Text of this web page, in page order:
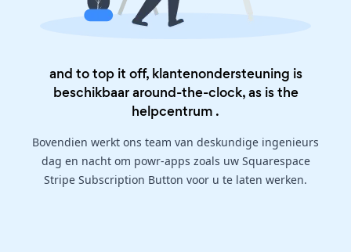
and to top it off, klantenondersteuning is
beschikbaar around-the-clock, as is the
helpcentrum .
Bovendien werkt ons team van deskundige ingenieurs
dag en nacht om powr-apps zoals uw Squarespace
Stripe Subscription Button voor u te laten werken.